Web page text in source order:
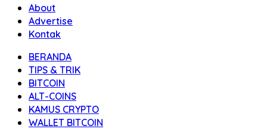
About
Advertise
Kontak
BERANDA
TIPS & TRIK
BITCOIN
ALT-COINS
KAMUS CRYPTO
WALLET BITCOIN